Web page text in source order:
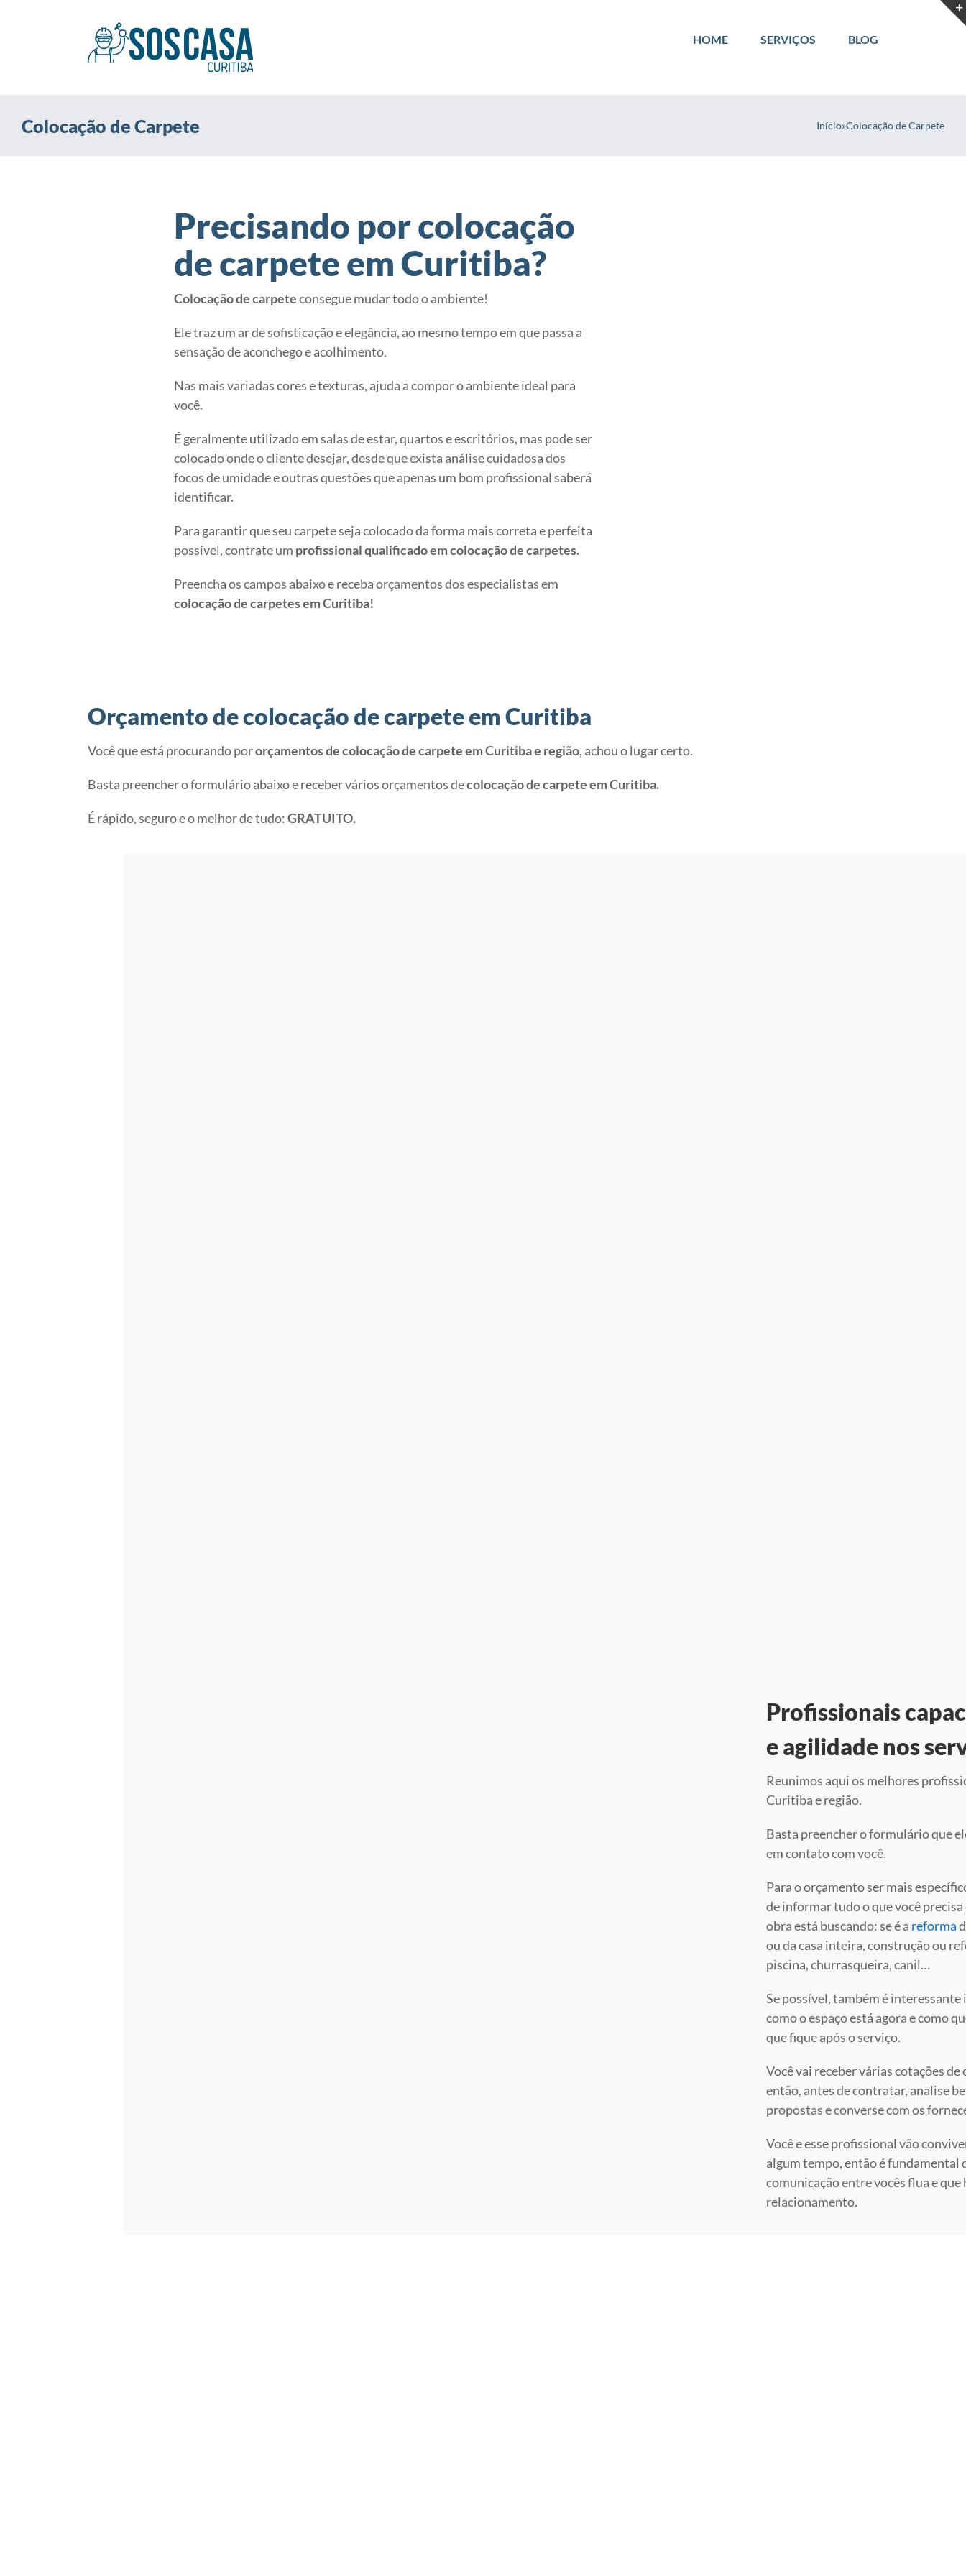
HOME SERVIÇOS BLOG
Colocação de Carpete Início»Colocação de Carpete
Precisando por colocação
de carpete em Curitiba?
Colocação de carpeteconsegue mudar todo o ambiente!
Ele traz um ar de sofisticação e elegância, ao mesmo tempo em que passa a
sensação de aconchego e acolhimento.
Nas mais variadas cores e texturas, ajuda a compor o ambiente ideal para
você.
É geralmente utilizado em salas de estar, quartos e escritórios, mas pode ser
colocado onde o cliente desejar, desde que exista análise cuidadosa dos
focos de umidade e outras questões que apenas um bom profissional saberá
identificar.
Para garantir que seu carpete seja colocado da forma mais correta e perfeita
possível, contrate um profissional qualificado em colocação de carpetes.
Preencha os campos abaixo e receba orçamentos dos especialistas em
colocação de carpetes em Curitiba!
Orçamento de colocação de carpete em Curitiba
Você que está procurando pororçamentos de colocação de carpete em Curitiba e região, achou o lugar certo.
Basta preencher o formulário abaixo e receber vários orçamentos decolocação de carpete em Curitiba.
É rápido, seguro e o melhor de tudo:GRATUITO.
Profissionais
e agilidade nos
Reunimos aqui os melhores
Curitiba e região.
Basta preencher o formulário que
em contato com você.
Para o orçamento ser mais
de informar tudo o que você
obra está buscando: se é a reforma
ou da casa inteira, construção ou
piscina, churrasqueira, canil…
Se possível, também é
como o espaço está agora e como
que fique após o serviço.
Você vai receber várias cotações
então, antes de contratar, analise
propostas e converse com os
Você e esse profissional vão
algum tempo, então é fundamental
comunicação entre vocês flua e que
relacionamento.